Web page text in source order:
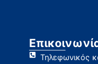
Τηλεφωνικός